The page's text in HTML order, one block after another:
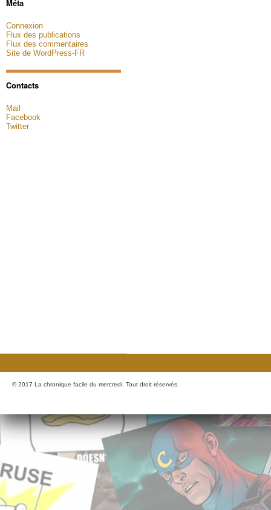
Méta
Connexion
Flux des publications
Flux des commentaires
Site de WordPress-FR
Contacts
Mail
Facebook
Twitter
© 2017 La chronique facile du mercredi. Tout droit réservés.